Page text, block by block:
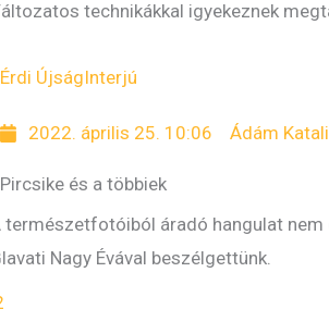
technikákkal igyekeznek
Érdi ÚjságInterjú
2022. április 25. 10:06 Ádám
Pircsike és a többiek
természetfotóiból áradó hangulat
Nagy Évával beszélgettünk.